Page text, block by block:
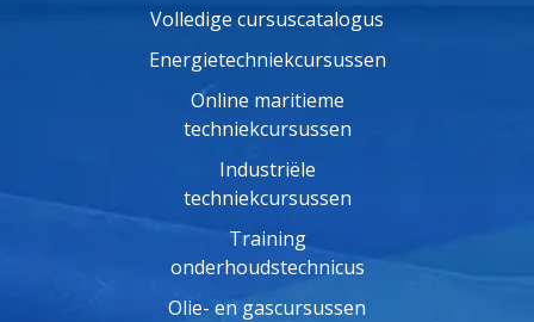
Volledige cursuscatalogus
Energietechniekcursussen
Online maritieme
techniekcursussen
Industriële
techniekcursussen
Training
onderhoudstechnicus
Olie- en gascursussen